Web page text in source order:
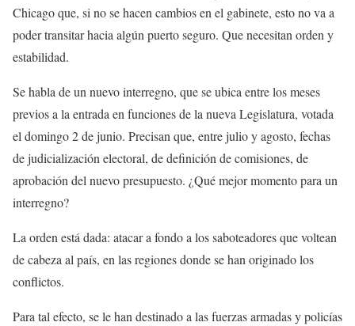
Chicago que, si no se hacen cambios en el gabinete, esto no va a
poder transitar hacia algún puerto seguro. Que necesitan orden y
estabilidad.
‎Se habla de un nuevo interregno, que se ubica entre los meses
previos a la entrada en funciones de la nueva Legislatura, votada
el domingo 2 de junio. Precisan que, entre julio y agosto, fechas
de judicialización electoral, de definición de comisiones, de
aprobación del nuevo presupuesto. ¿Qué mejor momento para un
interregno?
La orden está dada: atacar a fondo a los saboteadores que voltean
de cabeza al país, en las regiones donde se han originado los
conflictos.
Para tal efecto, se le han destinado a las fuerzas armadas y policías